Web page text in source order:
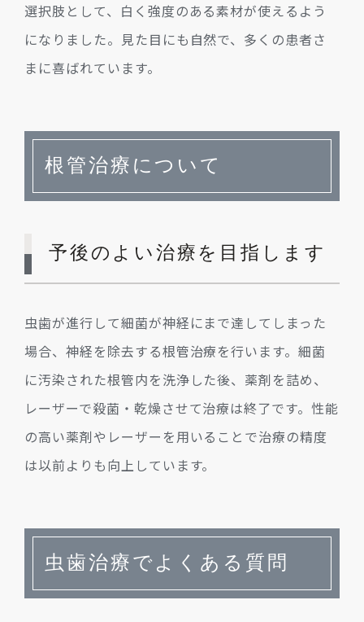
選択肢として、白く強度のある素材が使えるよう
になりました。見た目にも自然で、多くの患者さ
まに喜ばれています。
根管治療について
予後のよい治療を目指します
虫歯が進行して細菌が神経にまで達してしまった
場合、神経を除去する根管治療を行います。細菌
に汚染された根管内を洗浄した後、薬剤を詰め、
レーザーで殺菌・乾燥させて治療は終了です。性能
の高い薬剤やレーザーを用いることで治療の精度
は以前よりも向上しています。
虫歯治療でよくある質問